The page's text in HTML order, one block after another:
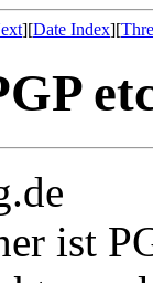
][Date Index][
ist